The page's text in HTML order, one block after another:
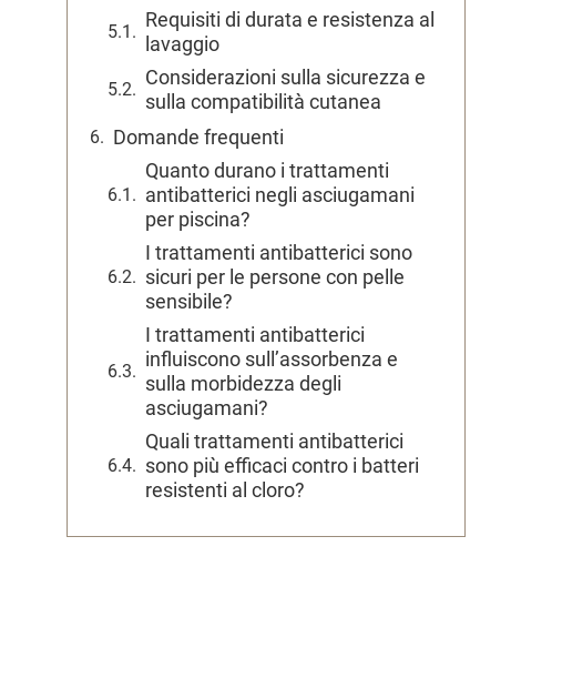
Requisiti di durata e resistenza al
lavaggio
Considerazioni sulla sicurezza e
sulla compatibilità cutanea
Domande frequenti
Quanto durano i trattamenti
antibatterici negli asciugamani
per piscina?
I trattamenti antibatterici sono
sicuri per le persone con pelle
sensibile?
I trattamenti antibatterici
influiscono sull’assorbenza e
sulla morbidezza degli
asciugamani?
Quali trattamenti antibatterici
sono più efficaci contro i batteri
resistenti al cloro?